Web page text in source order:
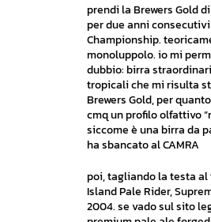
prendi la Brewers Gold
per due anni
Championship.
monoluppolo. io mi
dubbio: birra
tropicali che mi risulta
Brewers Gold, per
cmq un profilo olfattivo
siccome è una birra da
ha sbancato al CAMRA
poi, tagliando la testa al
Island Pale Rider,
2004. se vado sul sito